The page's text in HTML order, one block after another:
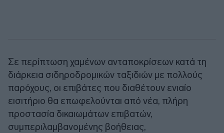
Σε περίπτωση χαμένων ανταποκρίσεων κατά τη
διάρκεια σιδηροδρομικών ταξιδιών με πολλούς
παρόχους, οι επιβάτες που διαθέτουν ενιαίο
εισιτήριο θα επωφελούνται από νέα, πλήρη
προστασία δικαιωμάτων επιβατών,
συμπεριλαμβανομένης βοήθειας,